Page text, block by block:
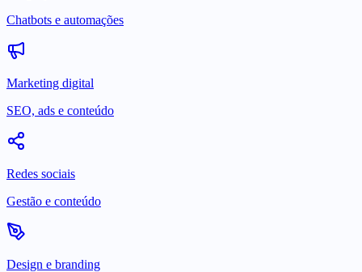
Chatbots e automações
Marketing digital
SEO, ads e conteúdo
Redes sociais
Gestão e conteúdo
Design e branding